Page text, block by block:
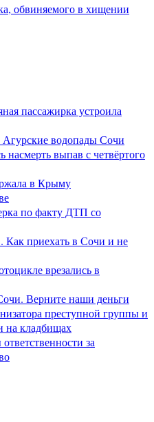
обвиняемого в хищении
пассажирка устроила
водопады Сочи
насмерть выпав с четвёртого
в Крыму
по факту ДТП со
Как приехать в Сочи и не
врезались в
Верните наши деньги
преступной группы и
на кладбищах
за